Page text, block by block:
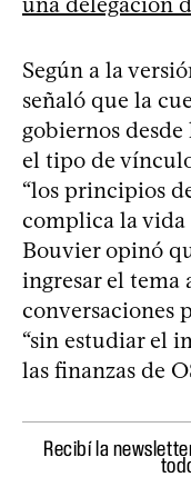
Según a la
señaló que la
gobiernos
el tipo de
“los principios
complica la vida
Bouvier opinó
ingresar el tema
conversaciones
“sin estudiar el
las finanzas de
Recibí la